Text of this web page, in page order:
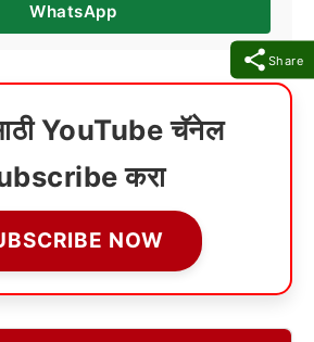
Share
WhatsApp
YouTube चॅनेल
करा
NOW